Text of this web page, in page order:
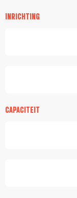
INRICHTING
CAPACITEIT